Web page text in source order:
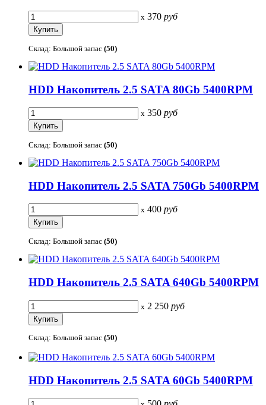
x 370 руб
Склад: Большой запас (50)
HDD Накопитель 2.5 SATA 80Gb 5400RPM
x 350 руб
Склад: Большой запас (50)
HDD Накопитель 2.5 SATA 750Gb 5400RPM
x 400 руб
Склад: Большой запас (50)
HDD Накопитель 2.5 SATA 640Gb 5400RPM
x 2 250 руб
Склад: Большой запас (50)
HDD Накопитель 2.5 SATA 60Gb 5400RPM